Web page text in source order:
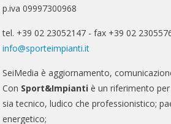
p.iva 09997300968
tel. +39 02 23052147 - fax +39 02
info@sporteimpianti.it
SeiMedia è aggiornamento,
Con Sport&Impianti è un riferimento
sia tecnico, ludico che professionistico;
energetico;